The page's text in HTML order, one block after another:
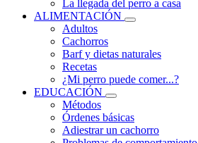
La llegada del perro a casa
ALIMENTACIÓN
Adultos
Cachorros
Barf y dietas naturales
Recetas
¿Mi perro puede comer...?
EDUCACIÓN
Métodos
Órdenes básicas
Adiestrar un cachorro